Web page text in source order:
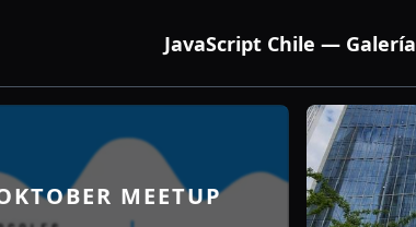
JavaScript Chile — Galería
MEETUP